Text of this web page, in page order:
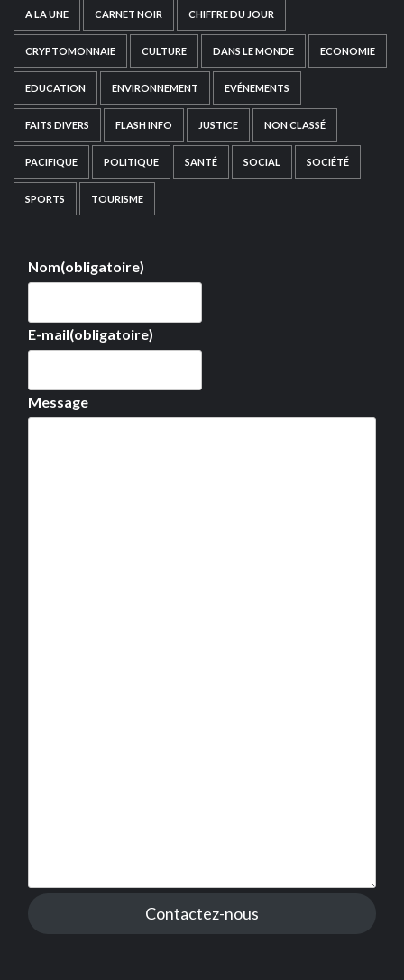
A LA UNE CARNET NOIR CHIFFRE DU JOUR
CRYPTOMONNAIE CULTURE DANS LE MONDE ECONOMIE
EDUCATION ENVIRONNEMENT EVÉNEMENTS
FAITS DIVERS FLASH INFO JUSTICE NON CLASSÉ
PACIFIQUE POLITIQUE SANTÉ SOCIAL SOCIÉTÉ
SPORTS TOURISME
Nom(obligatoire)
E-mail(obligatoire)
Message
Contactez-nous